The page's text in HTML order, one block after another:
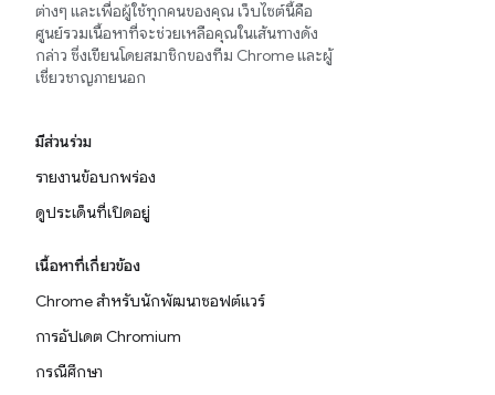
ต่างๆ และเพื่อผู้ใช้ทุกคนของคุณ เว็บไซต์นี้คือ
ศูนย์รวมเนื้อหาที่จะช่วยเหลือคุณในเส้นทางดัง
กล่าว ซึ่งเขียนโดยสมาชิกของทีม Chrome และผู้
เชี่ยวชาญภายนอก
มีส่วนร่วม
รายงานข้อบกพร่อง
ดูประเด็นที่เปิดอยู่
เนื้อหาที่เกี่ยวข้อง
Chrome สำหรับนักพัฒนาซอฟต์แวร์
การอัปเดต Chromium
กรณีศึกษา